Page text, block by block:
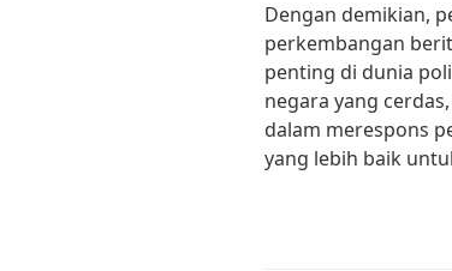
Dengan demikian,
perkembangan
penting di dunia
negara yang
dalam merespons
yang lebih baik